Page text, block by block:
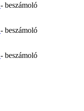
- beszámoló
- beszámoló
- beszámoló